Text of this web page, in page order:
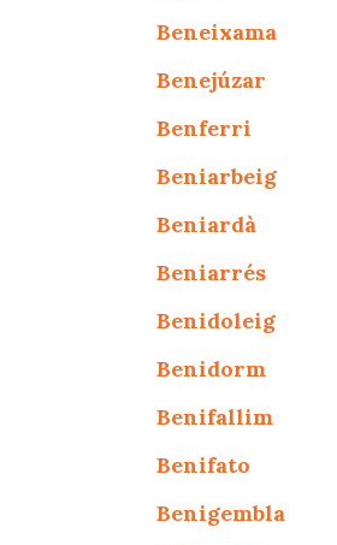
Beneixama
Benejúzar
Benferri
Beniarbeig
Beniardà
Beniarrés
Benidoleig
Benidorm
Benifallim
Benifato
Benigembla